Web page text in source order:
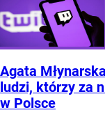
Agata
ludzi, którzy za
w Polsce